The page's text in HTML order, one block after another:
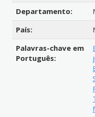
Departamento:
País:
Palavras-chave em
Português: